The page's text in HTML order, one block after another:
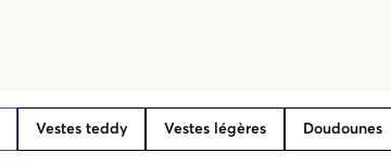
Vestes teddy Vestes légères Doudounes